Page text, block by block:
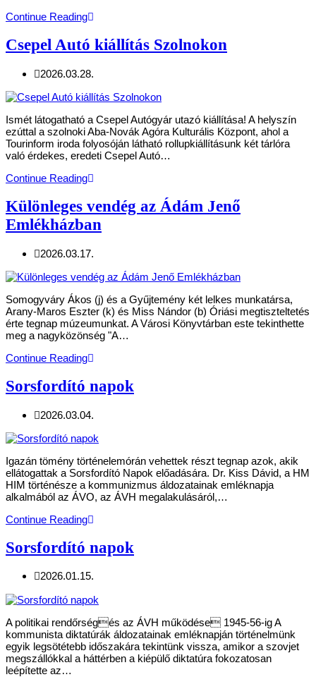
Continue Reading
Csepel Autó kiállítás Szolnokon
2026.03.28.
Ismét látogatható a Csepel Autógyár utazó kiállítása! A helyszín
ezúttal a szolnoki Aba-Novák Agóra Kulturális Központ, ahol a
Tourinform iroda folyosóján látható rollupkiállításunk két tárlóra
való érdekes, eredeti Csepel Autó…
Continue Reading
Különleges vendég az Ádám Jenő
Emlékházban
2026.03.17.
Somogyváry Ákos (j) és a Gyűjtemény két lelkes munkatársa,
Arany-Maros Eszter (k) és Miss Nándor (b) Óriási megtiszteltetés
érte tegnap múzeumunkat. A Városi Könyvtárban este tekinthette
meg a nagyközönség "A…
Continue Reading
Sorsfordító napok
2026.03.04.
Igazán tömény történelemórán vehettek részt tegnap azok, akik
ellátogattak a Sorsfordító Napok előadására. Dr. Kiss Dávid, a HM
HIM történésze a kommunizmus áldozatainak emléknapja
alkalmából az ÁVO, az ÁVH megalakulásáról,…
Continue Reading
Sorsfordító napok
2026.01.15.
A politikai rendőrségés az ÁVH működése 1945-56-ig A
kommunista diktatúrák áldozatainak emléknapján történelmünk
egyik legsötétebb időszakára tekintünk vissza, amikor a szovjet
megszállókkal a háttérben a kiépülő diktatúra fokozatosan
leépítette az…